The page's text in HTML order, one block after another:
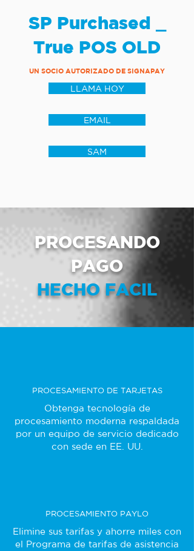
SP Purchased _
True POS OLD
UN SOCIO AUTORIZADO DE SIGNAPAY
LLAMA HOY
EMAIL
SAM
PROCESANDO
PAGO
HECHO FACIL
PROCESAMIENTO DE TARJETAS
Obtenga tecnología de
procesamiento moderna respaldada
por un equipo de servicio dedicado
con sede en EE. UU.
PROCESAMIENTO PAYLO
Elimine sus tarifas y ahorre miles con
el Programa de tarifas de asistencia